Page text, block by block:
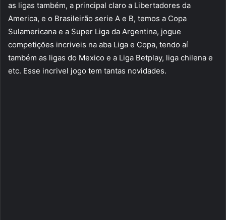
as ligas também, a principal claro a Libertadores da
America, e o Brasileirão serie A e B, temos a Copa
Sulamericana e a Super Liga da Argentina, jogue
competições incriveis na aba Liga e Copa, tendo aí
também as ligas do Mexico e a Liga Betplay, liga chilena e
etc. Esse incrivel jogo tem tantas novidades.